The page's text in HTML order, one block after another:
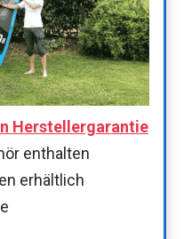
Herstellergarantie
enthalten
erhältlich